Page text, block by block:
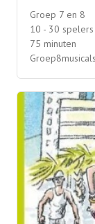
Groep 7 en 8
10 - 30 spelers
75 minuten